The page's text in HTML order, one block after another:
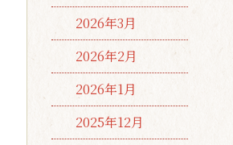
2026年3月
2026年2月
2026年1月
2025年12月